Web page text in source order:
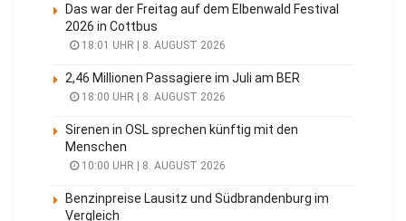
Das war der Freitag auf dem Elbenwald Festival
2026 in Cottbus
18:01 UHR | 8. AUGUST 2026
2,46 Millionen Passagiere im Juli am BER
18:00 UHR | 8. AUGUST 2026
Sirenen in OSL sprechen künftig mit den
Menschen
10:00 UHR | 8. AUGUST 2026
Benzinpreise Lausitz und Südbrandenburg im
Vergleich